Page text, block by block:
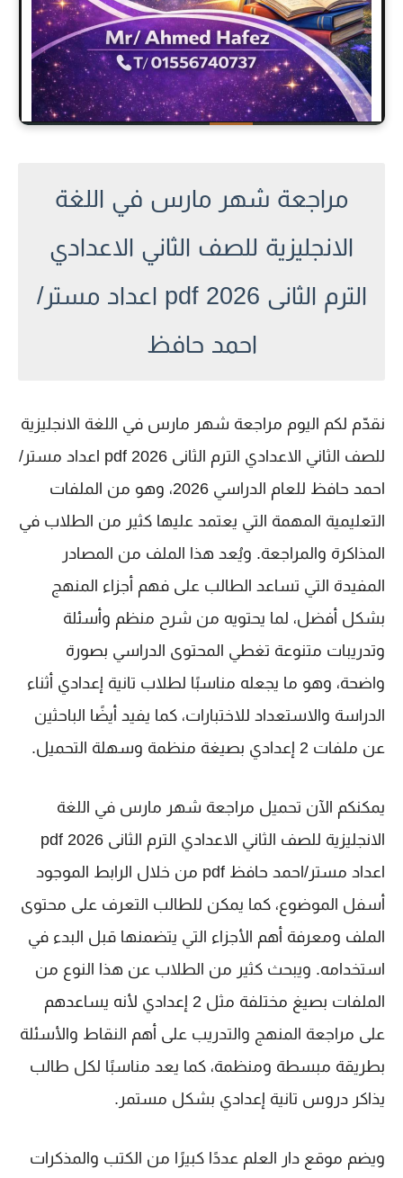
مراجعة شهر مارس في اللغة
الانجليزية للصف الثاني الاعدادي
الترم الثانى 2026 pdf اعداد مستر/
احمد حافظ
نقدّم لكم اليوم مراجعة شهر مارس في اللغة الانجليزية
للصف الثاني الاعدادي الترم الثانى 2026 pdf اعداد مستر/
احمد حافظ
للعام الدراسي 2026، وهو من الملفات
التعليمية المهمة التي يعتمد عليها كثير من الطلاب في
المذاكرة والمراجعة. ويُعد هذا الملف من المصادر
المفيدة التي تساعد الطالب على فهم أجزاء المنهج
بشكل أفضل، لما يحتويه من شرح منظم وأسئلة
وتدريبات متنوعة تغطي المحتوى الدراسي بصورة
واضحة، وهو ما يجعله مناسبًا لطلاب تانية إعدادي أثناء
الدراسة والاستعداد للاختبارات، كما يفيد أيضًا الباحثين
عن ملفات 2 إعدادي بصيغة منظمة وسهلة التحميل.
يمكنكم الآن تحميل مراجعة شهر مارس في اللغة
الانجليزية للصف الثاني الاعدادي الترم الثانى 2026 pdf
اعداد مستر/احمد حافظ pdf
من خلال الرابط الموجود
أسفل الموضوع، كما يمكن للطالب التعرف على محتوى
الملف ومعرفة أهم الأجزاء التي يتضمنها قبل البدء في
استخدامه. ويبحث كثير من الطلاب عن هذا النوع من
الملفات بصيغ مختلفة مثل 2 إعدادي
لأنه يساعدهم
على مراجعة المنهج والتدريب على أهم النقاط والأسئلة
بطريقة مبسطة ومنظمة، كما يعد مناسبًا لكل طالب
يذاكر دروس تانية إعدادي بشكل مستمر.
ويضم موقع دار العلم عددًا كبيرًا من الكتب والمذكرات